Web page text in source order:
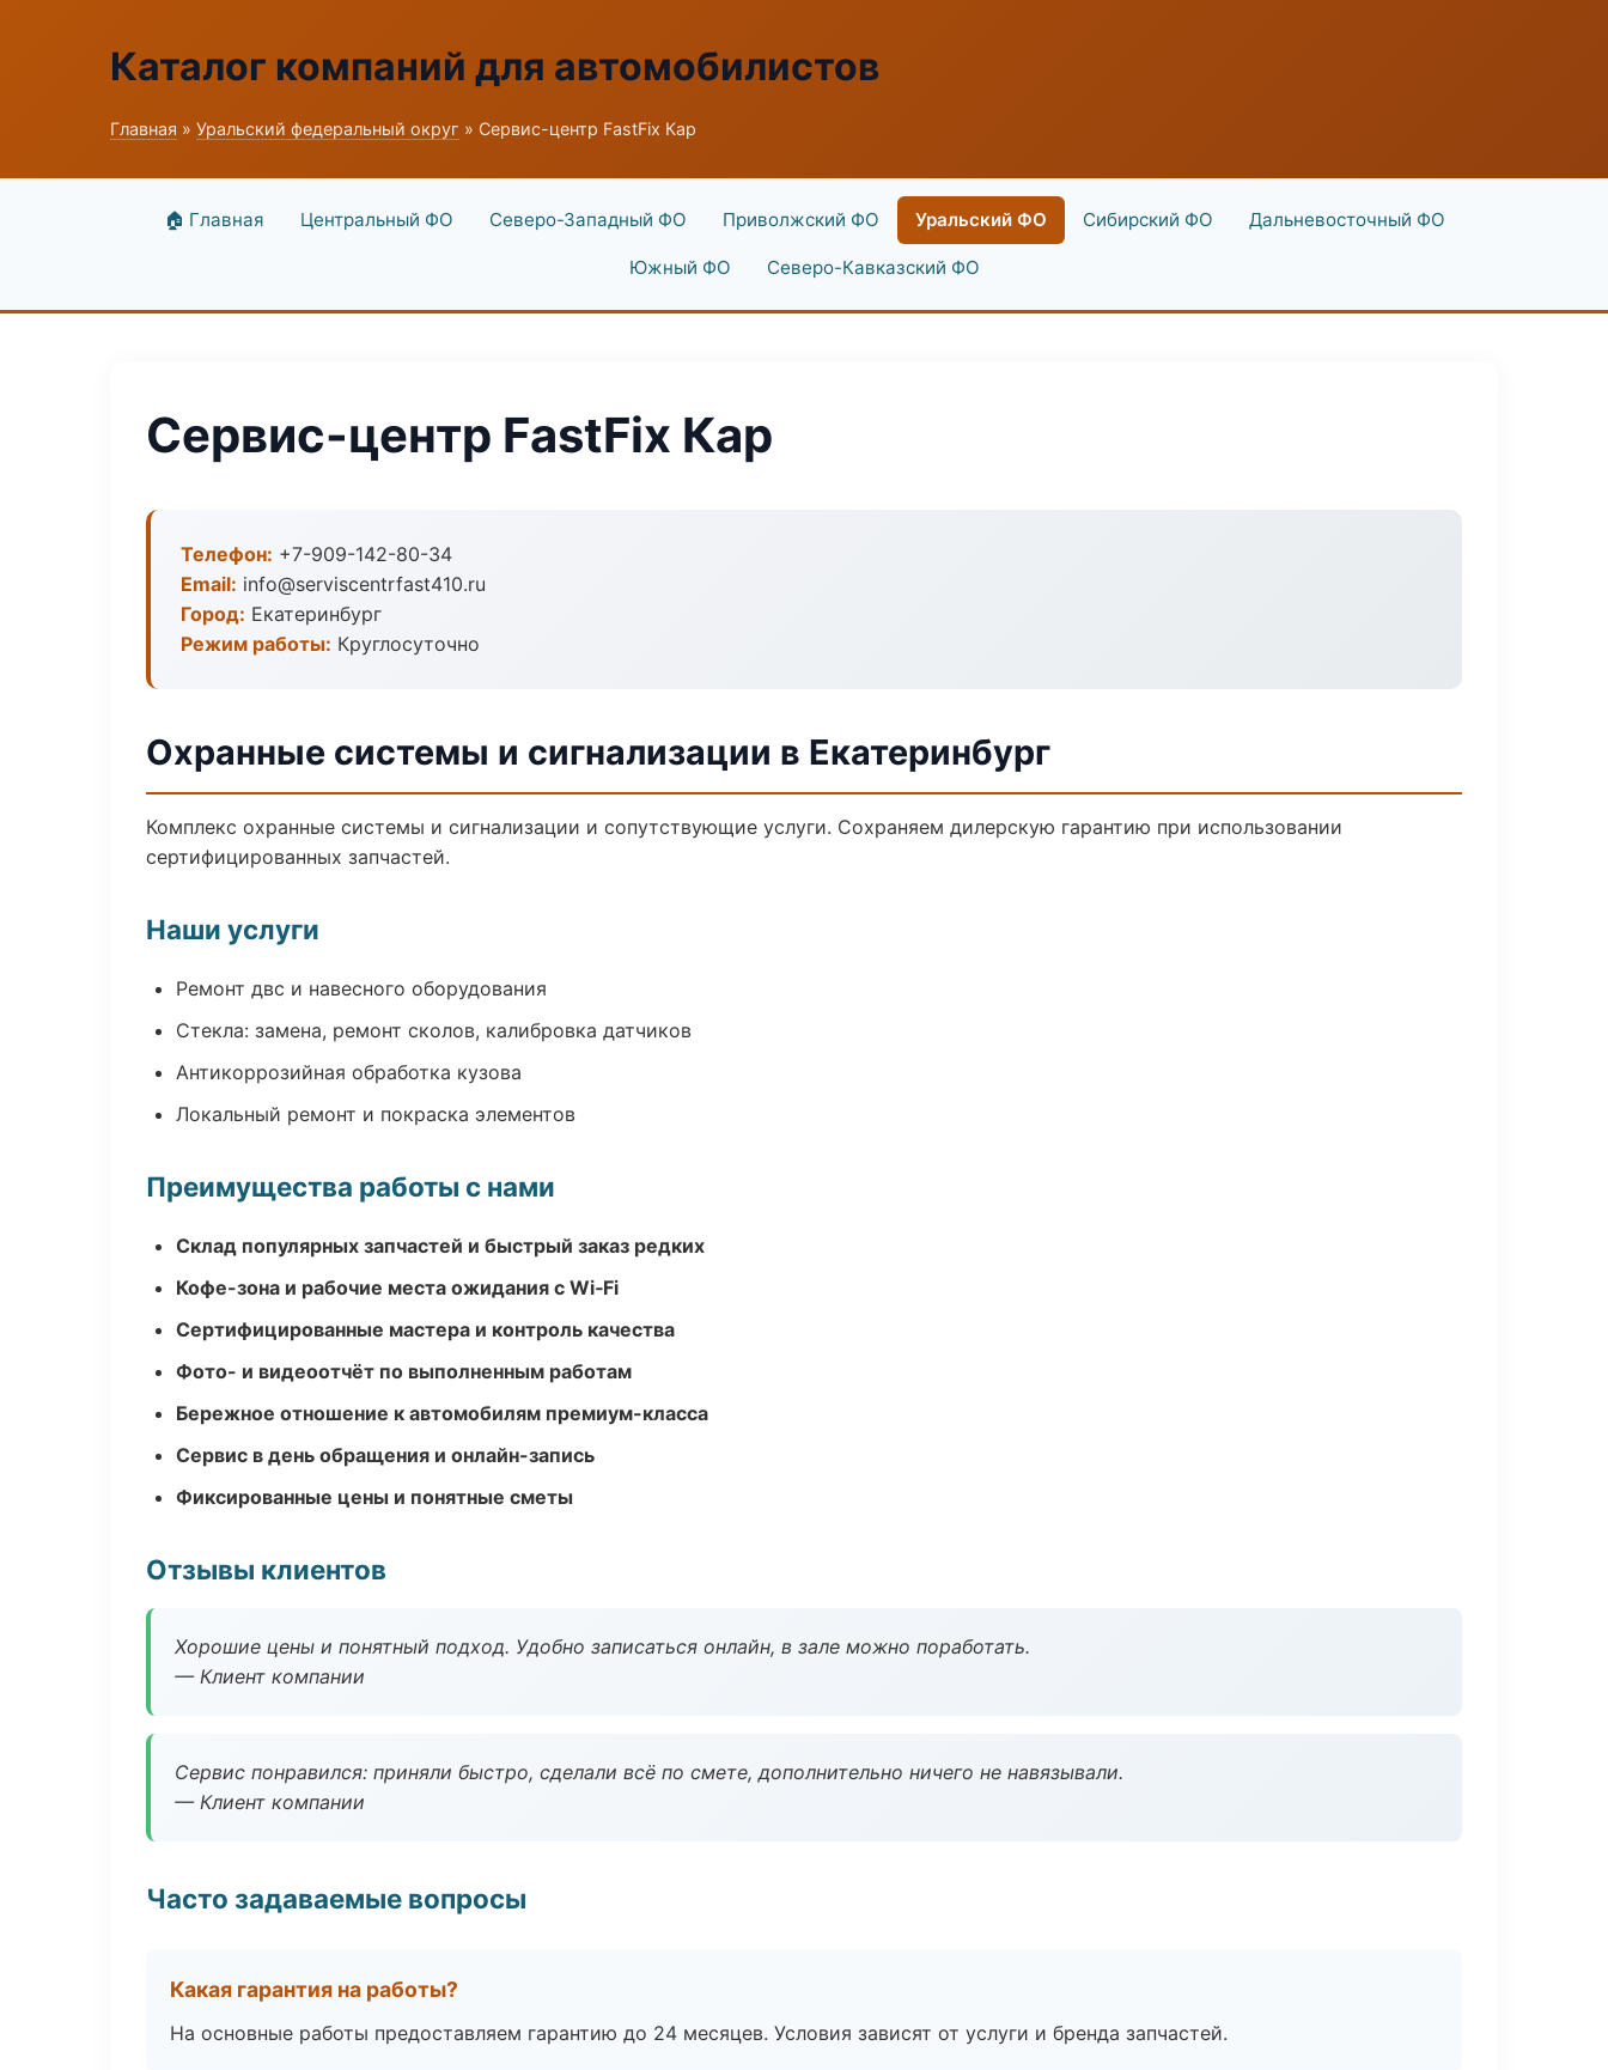
Каталог компаний для автомобилистов
Главная » Уральский федеральный округ » Сервис-центр FastFix Кар
🏠 Главная Центральный ФО Северо-Западный ФО Приволжский ФО Уральский ФО Сибирский ФО Дальневосточный ФО
Южный ФО Северо-Кавказский ФО
Сервис-центр FastFix Кар
Телефон: +7-909-142-80-34
Email: info@serviscentrfast410.ru
Город: Екатеринбург
Режим работы: Круглосуточно
Охранные системы и сигнализации в Екатеринбург
Комплекс охранные системы и сигнализации и сопутствующие услуги. Сохраняем дилерскую гарантию при использовании
сертифицированных запчастей.
Наши услуги
Ремонт двс и навесного оборудования
Стекла: замена, ремонт сколов, калибровка датчиков
Антикоррозийная обработка кузова
Локальный ремонт и покраска элементов
Преимущества работы с нами
Склад популярных запчастей и быстрый заказ редких
Кофе-зона и рабочие места ожидания с Wi‑Fi
Сертифицированные мастера и контроль качества
Фото- и видеоотчёт по выполненным работам
Бережное отношение к автомобилям премиум-класса
Сервис в день обращения и онлайн-запись
Фиксированные цены и понятные сметы
Отзывы клиентов
Хорошие цены и понятный подход. Удобно записаться онлайн, в зале можно поработать.
— Клиент компании
Сервис понравился: приняли быстро, сделали всё по смете, дополнительно ничего не навязывали.
— Клиент компании
Часто задаваемые вопросы
Какая гарантия на работы?
На основные работы предоставляем гарантию до 24 месяцев. Условия зависят от услуги и бренда запчастей.